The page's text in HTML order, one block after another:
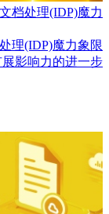
档处理(IDP)魔力
理(IDP)魔力象限
影响力的进一步